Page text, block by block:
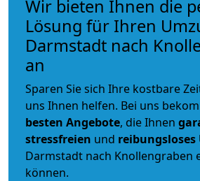
Wir bieten Ihnen die
Lösung für Ihren
Darmstadt nach
an
Sparen Sie sich Ihre kostbare
uns Ihnen helfen. Bei uns
besten Angebote, die Ihnen
stressfreien und reibungsloses
Darmstadt nach Knollengraben
können.